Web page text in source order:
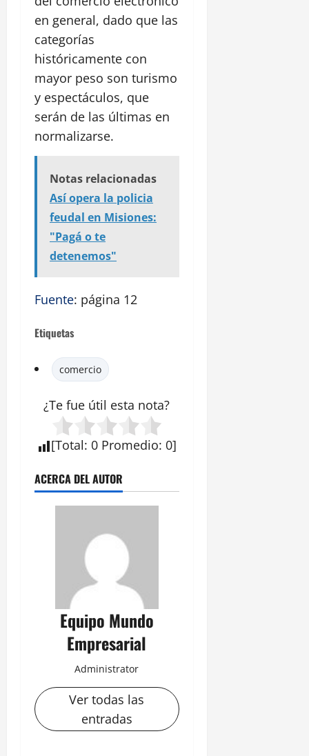
en general, dado que las
categorías
históricamente con
mayor peso son turismo
y espectáculos, que
serán de las últimas en
normalizarse.
Notas relacionadas
Así opera la policia
feudal en Misiones:
"Pagá o te
detenemos"
Fuente: página 12
Etiquetas
comercio
¿Te fue útil esta nota?
[Total: 0 Promedio: 0]
ACERCA DEL AUTOR
Equipo Mundo
Empresarial
Administrator
Ver todas las
entradas